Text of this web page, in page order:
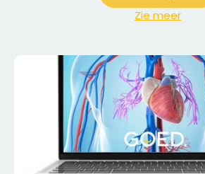
Zie meer